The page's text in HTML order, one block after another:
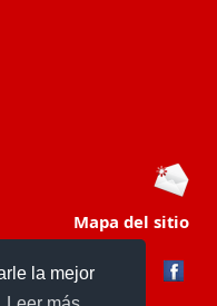
la mejor
Mapa del sitio